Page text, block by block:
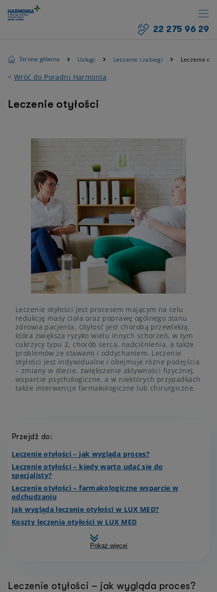
22 275 96 29
Strona główna Usługi Leczenie i zabiegi Leczenie
< Wróć do Poradni Harmonia
Leczenie otyłości
Leczenie otyłości jest procesem mającym na celu
redukcję masy ciała oraz poprawę ogólnego stanu
zdrowia pacjenta. Otyłość jest chorobą przewlekłą,
która zwiększa ryzyko wielu innych schorzeń, w tym
cukrzycy typu 2, chorób serca, nadciśnienia, a także
problemów ze stawami i oddychaniem. Leczenie
otyłości jest indywidualne i obejmuje różne podejścia
– zmiany w diecie, zwiększenie aktywności fizycznej,
wsparcie psychologiczne, a w niektórych przypadkach
także interwencje farmakologiczne lub chirurgiczne.
Przejdź do:
Leczenie otyłości – jak wygląda proces?
Leczenie otyłości – kiedy warto udać się do
specjalisty?
Leczenie otyłości – farmakologiczne wsparcie w
odchudzaniu
Jak wygląda leczenie otyłości w LUX MED?
Koszty leczenia otyłości w LUX MED
Pokaż więcej
Leczenie otyłości – jak wygląda proces?